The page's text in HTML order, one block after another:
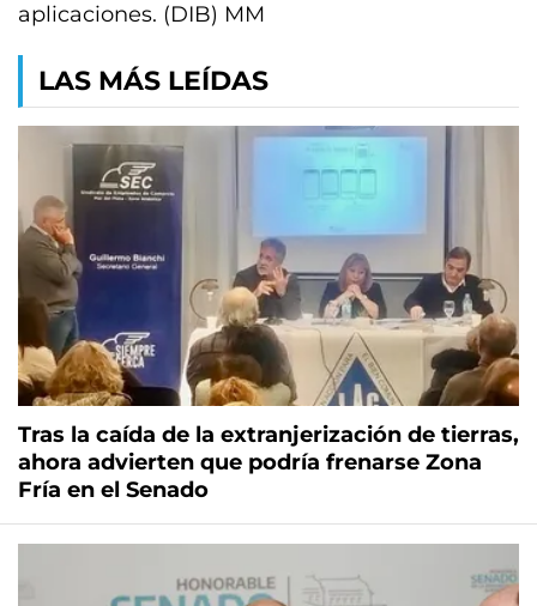
aplicaciones. (DIB) MM
LAS MÁS LEÍDAS
Tras la caída de la extranjerización de tierras,
ahora advierten que podría frenarse Zona
Fría en el Senado